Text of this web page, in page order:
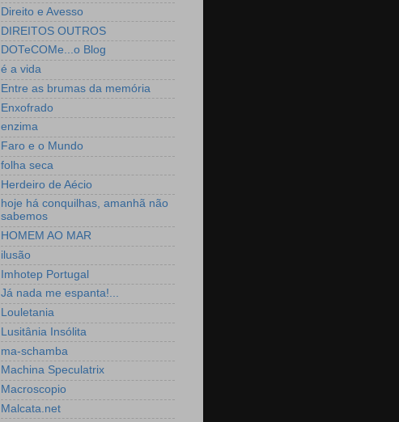
Direito e Avesso
DIREITOS OUTROS
DOTeCOMe...o Blog
é a vida
Entre as brumas da memória
Enxofrado
enzima
Faro e o Mundo
folha seca
Herdeiro de Aécio
hoje há conquilhas, amanhã não
sabemos
HOMEM AO MAR
ilusão
Imhotep Portugal
Já nada me espanta!...
Louletania
Lusitânia Insólita
ma-schamba
Machina Speculatrix
Macroscopio
Malcata.net